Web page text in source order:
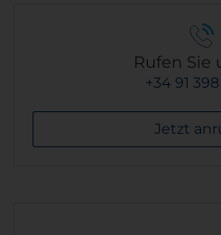
Rufen Sie
+34 91
Jetzt